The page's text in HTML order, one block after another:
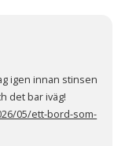
igen innan stinsen
det bar iväg!
05/ett-bord-som-